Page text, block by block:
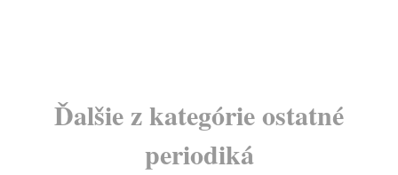
Ďalšie z kategórie ostatné
periodiká